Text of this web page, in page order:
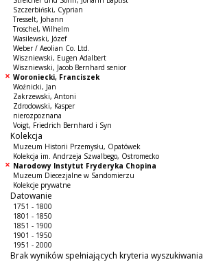
Szczerbiński, Cyprian
Tresselt, Johann
Troschel, Wilhelm
Wasilewski, Józef
Weber / Aeolian Co. Ltd.
Wiszniewski, Eugen Adalbert
Wiszniewski, Jacob Bernhard senior
Woroniecki, Franciszek
Woźnicki, Jan
Zakrzewski, Antoni
Zdrodowski, Kasper
nierozpoznana
Voigt, Friedrich Bernhard i Syn
Kolekcja
Muzeum Historii Przemysłu, Opatówek
Kolekcja im. Andrzeja Szwalbego, Ostromecko
Narodowy Instytut Fryderyka Chopina
Muzeum Diecezjalne w Sandomierzu
Kolekcje prywatne
Datowanie
1751 - 1800
1801 - 1850
1851 - 1900
1901 - 1950
1951 - 2000
Brak wyników spełniających kryteria wyszukiwania